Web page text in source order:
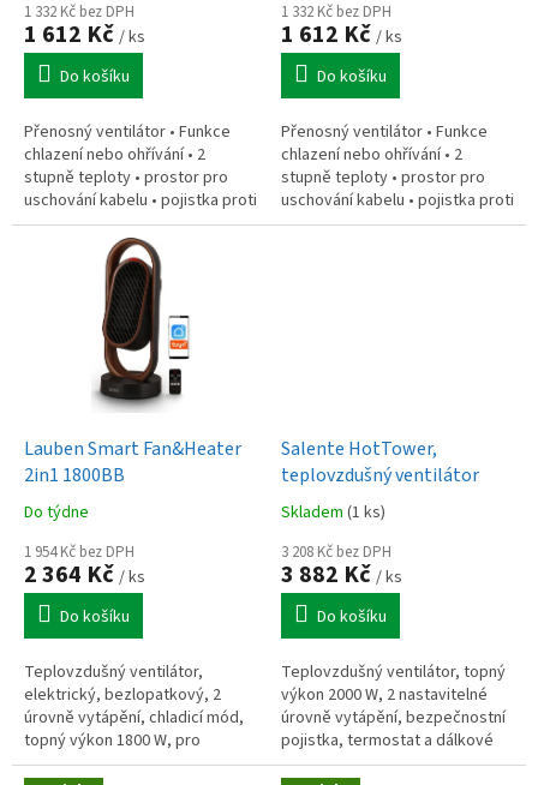
1 332 Kč bez DPH
1 612 Kč / ks
Do košíku
Přenosný ventilátor • Funkce
chlazení nebo ohřívání • 2
stupně teploty • prostor pro
uschování kabelu • pojistka proti
přehřátí
1 332 Kč bez DPH
1 612 Kč / ks
Do košíku
Přenosný ventilátor • Funkce
chlazení nebo ohřívání • 2
stupně teploty • prostor pro
uschování kabelu • pojistka proti
přehřátí
Lauben Smart Fan&Heater
2in1 1800BB
Do týdne
1 954 Kč bez DPH
2 364 Kč / ks
Do košíku
Teplovzdušný ventilátor,
elektrický, bezlopatkový, 2
úrovně vytápění, chladicí mód,
topný výkon 1800 W, pro
místnosti do 20 m2, dálkovým
Salente HotTower,
teplovzdušný ventilátor
Skladem (1 ks)
3 208 Kč bez DPH
3 882 Kč / ks
Do košíku
Teplovzdušný ventilátor, topný
výkon 2000 W, 2 nastavitelné
úrovně vytápění, bezpečnostní
pojistka, termostat a dálkové
ovládání, vytopí místnost až o